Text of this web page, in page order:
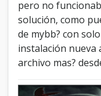
pero no
solución, como
de mybb? con
instalación nueva
archivo mas?